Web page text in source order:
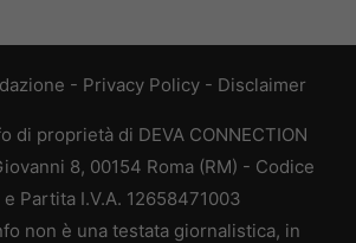
- Privacy Policy - Disclaimer
di proprietà di DEVA CONNECTION
8, 00154 Roma (RM) - Codice
e Partita I.V.A. 12658471003
non è una testata giornalistica, in